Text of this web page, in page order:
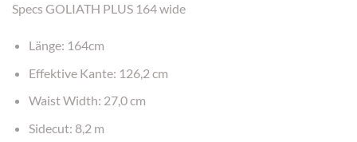
Specs GOLIATH PLUS 164 wide
Länge: 164cm
Effektive Kante: 126,2 cm
Waist Width: 27,0 cm
Sidecut: 8,2 m